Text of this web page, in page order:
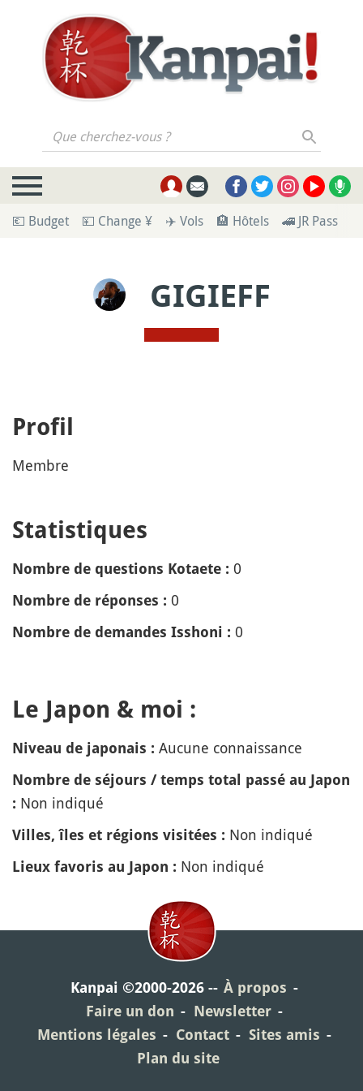
Que cherchez-vous ?
💶 Budget 💴 Change ¥ ✈️ Vols 🏨 Hôtels 🚄 JR Pass
GIGIEFF
Profil
Membre
Statistiques
Nombre de questions Kotaete : 0
Nombre de réponses : 0
Nombre de demandes Isshoni : 0
Le Japon & moi :
Niveau de japonais : Aucune connaissance
Nombre de séjours / temps total passé au Japon
: Non indiqué
Villes, îles et régions visitées : Non indiqué
Lieux favoris au Japon : Non indiqué
Kanpai ©2000-2026
À propos
Faire un don
Newsletter
Mentions légales
Contact
Sites amis
Plan du site